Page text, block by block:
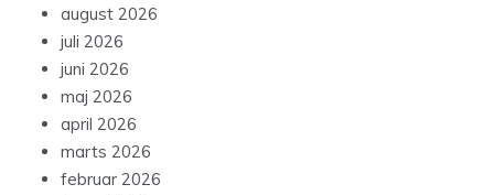
august 2026
juli 2026
juni 2026
maj 2026
april 2026
marts 2026
februar 2026